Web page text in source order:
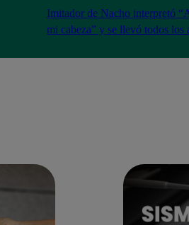
Imitador de Nacho interpretó
mi cabeza” y se llevó todos los